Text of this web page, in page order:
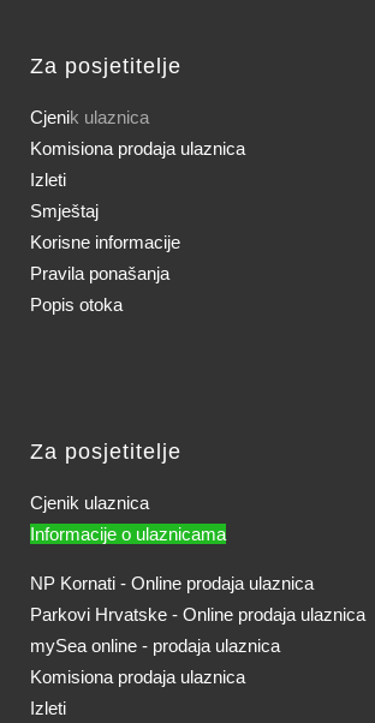
Za posjetitelje
Cjenik ulaznica
Komisiona prodaja ulaznica
Izleti
Smještaj
Korisne informacije
Pravila ponašanja
Popis otoka
Za posjetitelje
Cjenik ulaznica
Informacije o ulaznicama
NP Kornati - Online prodaja ulaznica
Parkovi Hrvatske - Online prodaja ulaznica
mySea online - prodaja ulaznica
Komisiona prodaja ulaznica
Izleti